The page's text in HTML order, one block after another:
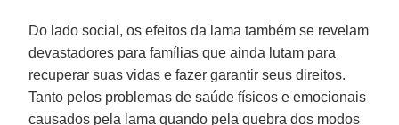
Do lado social, os efeitos da lama também se revelam
devastadores para famílias que ainda lutam para
recuperar suas vidas e fazer garantir seus direitos.
Tanto pelos problemas de saúde físicos e emocionais
causados pela lama quando pela quebra dos modos